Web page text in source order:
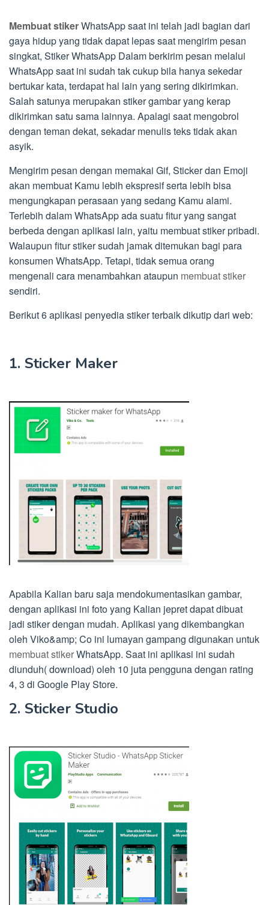
Membuat stikerWhatsApp saat ini telah jadi bagian dari
gaya hidup yang tidak dapat lepas saat mengirim pesan
singkat, Stiker WhatsApp Dalam berkirim pesan melalui
WhatsApp saat ini sudah tak cukup bila hanya sekedar
bertukar kata, terdapat hal lain yang sering dikirimkan.
Salah satunya merupakan stiker gambar yang kerap
dikirimkan satu sama lainnya. Apalagi saat mengobrol
dengan teman dekat, sekadar menulis teks tidak akan
asyik.
Mengirim pesan dengan memakai Gif, Sticker dan Emoji
akan membuat Kamu lebih ekspresif serta lebih bisa
mengungkapan perasaan yang sedang Kamu alami.
Terlebih dalam WhatsApp ada suatu fitur yang sangat
berbeda dengan aplikasi lain, yaitu membuat stiker pribadi.
Walaupun fitur stiker sudah jamak ditemukan bagi para
konsumen WhatsApp. Tetapi, tidak semua orang
mengenali cara menambahkan ataupun membuat stiker
sendiri.
Berikut 6 aplikasi penyedia stiker terbaik dikutip dari web:
1. Sticker Maker
Apabila Kalian baru saja mendokumentasikan gambar,
dengan aplikasi ini foto yang Kalian jepret dapat dibuat
jadi stiker dengan mudah. Aplikasi yang dikembangkan
oleh Viko&amp; Co ini lumayan gampang digunakan untuk
membuat stikerWhatsApp. Saat ini aplikasi ini sudah
diunduh( download) oleh 10 juta pengguna dengan rating
4, 3 di Google Play Store.
2. Sticker Studio